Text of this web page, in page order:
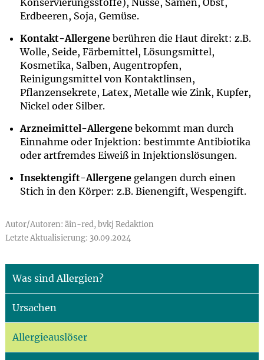
Konservierungsstoffe), Nüsse, Samen, Obst,
Erdbeeren, Soja, Gemüse.
Kontakt-Allergeneberühren die Haut direkt: z.B.
Wolle, Seide, Färbemittel, Lösungsmittel,
Kosmetika, Salben, Augentropfen,
Reinigungsmittel von Kontaktlinsen,
Pflanzensekrete, Latex, Metalle wie Zink, Kupfer,
Nickel oder Silber.
Arzneimittel-Allergene bekommt man durch
Einnahme oder Injektion: bestimmte Antibiotika
oder artfremdes Eiweiß in Injektionslösungen.
Insektengift-Allergenegelangen durch einen
Stich in den Körper: z.B. Bienengift, Wespengift.
Autor/Autoren: äin-red, bvkj Redaktion
Letzte Aktualisierung: 30.09.2024
Was sind Allergien?
Ursachen
Allergieauslöser